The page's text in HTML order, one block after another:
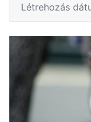
Létrehozás